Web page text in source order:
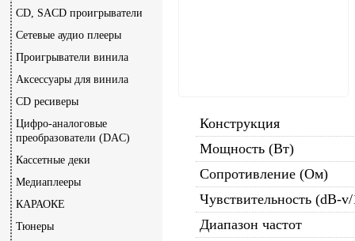
CD, SACD проигрыватели
Сетевые аудио плееры
Проигрыватели винила
Аксессуары для винила
CD ресиверы
Цифро-аналоговые
преобразователи (DAC)
Кассетные деки
Медиаплееры
КАРАОКЕ
Тюнеры
Конструкция
Мощность (Вт)
Сопротивление (Ом)
Чувствительность (dB-
Диапазон частот